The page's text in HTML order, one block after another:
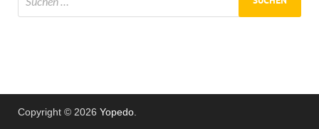
Copyright © 2026 Yopedo